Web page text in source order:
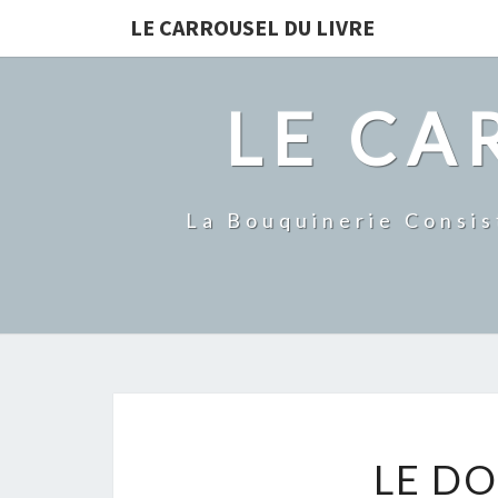
LE CARROUSEL DU LIVRE
LE
La Bouquinerie
LE